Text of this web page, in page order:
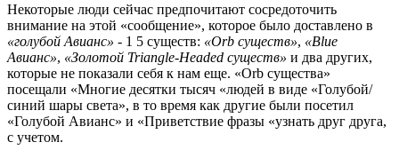
Некоторые люди сейчас предпочитают сосредоточить
внимание на этой «сообщение», которое было доставлено в
«голубой Авианс» - 1 5 существ: «Orb существ», «Blue
Авианс», «Золотой Triangle-Headed существ» и два других,
которые не показали себя к нам еще. «Orb существа»
посещали «Многие десятки тысяч «людей в виде «Голубой/
синий шары света», в то время как другие были посетил
«Голубой Авианс» и «Приветствие фразы «узнать друг друга,
с учетом.